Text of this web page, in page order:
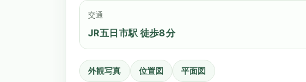
交通
JR五日市駅 徒歩8分
外観写真 位置図 平面図